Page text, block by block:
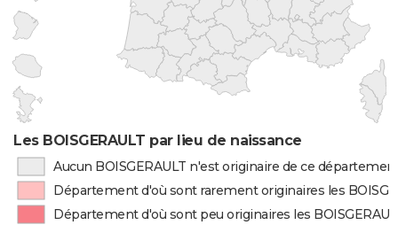
Les BOISGERAULT par lieu de naissance
Aucun BOISGERAULT n'est originaire de ce
Département d'où sont rarement originaires les
Département d'où sont peu originaires les